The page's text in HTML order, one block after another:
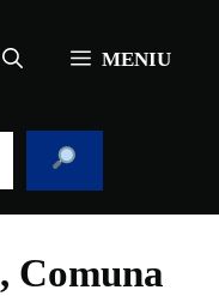
MENIU
Comuna